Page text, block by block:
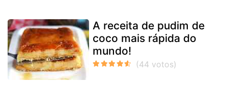
A receita de pudim de
coco mais rápida do
mundo!